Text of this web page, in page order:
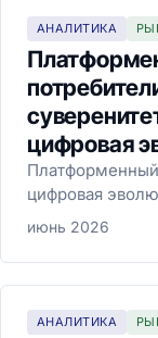
АНАЛИТИКА
цифровая
Платформенный
цифровая
июнь 2026
АНАЛИТИКА